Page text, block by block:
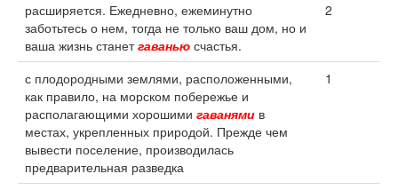
расширяется. Ежедневно, ежеминутно
заботьтесь о нем, тогда не только ваш дом, но и
ваша жизнь станетгаванью счастья.
2
с плодородными землями, расположенными,
как правило, на морском побережье и
располагающими хорошими гаванями в
местах, укрепленных природой. Прежде чем
вывести поселение, производилась
предварительная разведка
1